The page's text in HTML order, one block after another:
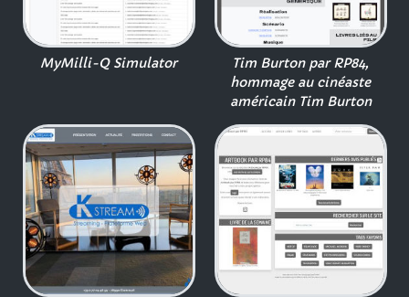
MyMilli-Q Simulator
Tim Burton par RP84,
hommage au cinéaste
américain Tim Burton